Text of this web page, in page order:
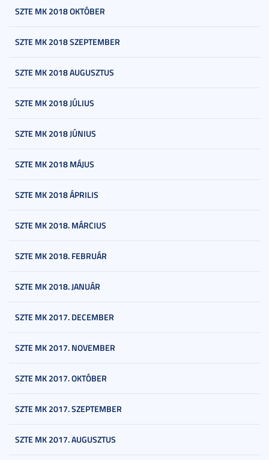
SZTE MK 2018 OKTÓBER
SZTE MK 2018 SZEPTEMBER
SZTE MK 2018 AUGUSZTUS
SZTE MK 2018 JÚLIUS
SZTE MK 2018 JÚNIUS
SZTE MK 2018 MÁJUS
SZTE MK 2018 ÁPRILIS
SZTE MK 2018. MÁRCIUS
SZTE MK 2018. FEBRUÁR
SZTE MK 2018. JANUÁR
SZTE MK 2017. DECEMBER
SZTE MK 2017. NOVEMBER
SZTE MK 2017. OKTÓBER
SZTE MK 2017. SZEPTEMBER
SZTE MK 2017. AUGUSZTUS